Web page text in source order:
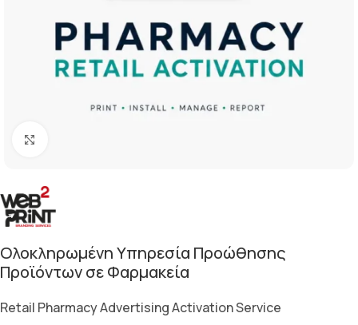
Ολοκληρωμένη Υπηρεσία Προώθησης
Προϊόντων σε Φαρμακεία
Retail Pharmacy Advertising Activation Service